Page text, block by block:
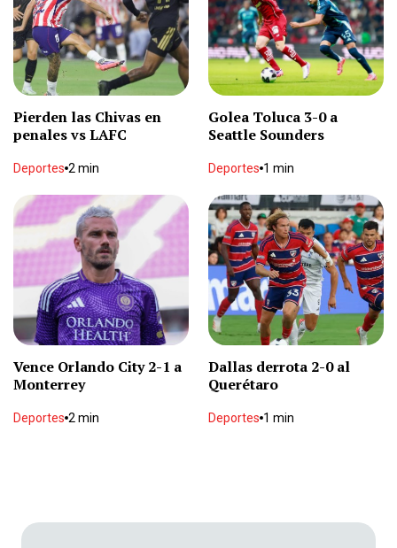
Nacional 2 min
Nodal desata rumores de separación por
proceso en sus tatuajes
Espectáculos
Detienen a “El 07” por ejecución de
Nacional 2 min
EU suspende embarque de aguacates en
Michoacán por "amenaza"
Internacional
Infantino ofreció a Marruecos final del Mundial
2030 a cambio de apoyos: The Times
Inaugura Bonilla paso superior Aldama- Fuerza
Pierden las Chivas en
penales vs LAFC
Deportes 2 min
Golea Toluca 3-0 a
Seattle Sounders
Deportes 1 min
Vence Orlando City 2-1 a
Monterrey
Deportes 2 min
Dallas derrota 2-0 al
Querétaro
Deportes 1 min